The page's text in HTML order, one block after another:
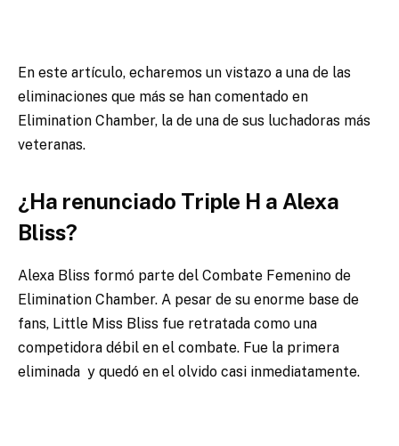
En este artículo, echaremos un vistazo a una de las
eliminaciones que más se han comentado en
Elimination Chamber, la de una de sus luchadoras más
veteranas.
¿Ha renunciado Triple H a Alexa
Bliss?
Alexa Bliss formó parte del Combate Femenino de
Elimination Chamber. A pesar de su enorme base de
fans, Little Miss Bliss fue retratada como una
competidora débil en el combate. Fue la primera
eliminada y quedó en el olvido casi inmediatamente.